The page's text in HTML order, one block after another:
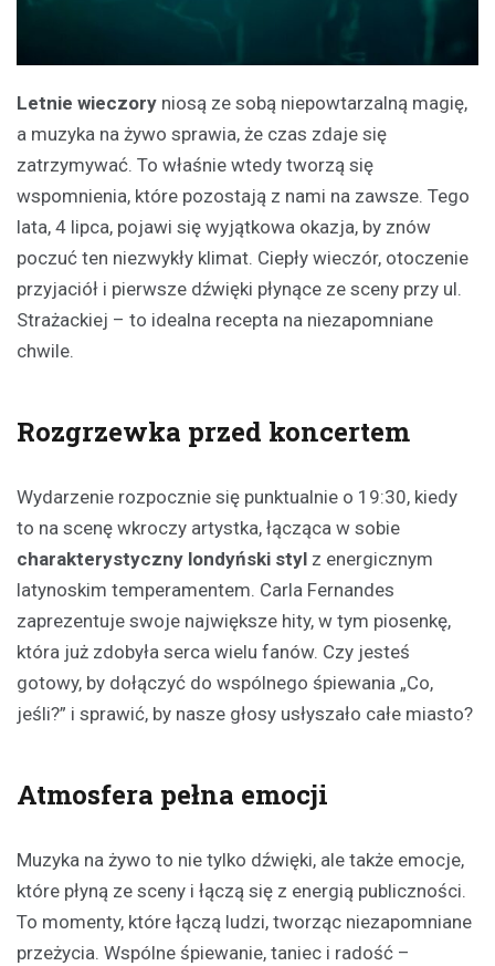
Letnie wieczory niosą ze sobą niepowtarzalną magię,
a muzyka na żywo sprawia, że czas zdaje się
zatrzymywać. To właśnie wtedy tworzą się
wspomnienia, które pozostają z nami na zawsze. Tego
lata, 4 lipca, pojawi się wyjątkowa okazja, by znów
poczuć ten niezwykły klimat. Ciepły wieczór, otoczenie
przyjaciół i pierwsze dźwięki płynące ze sceny przy ul.
Strażackiej – to idealna recepta na niezapomniane
chwile.
Rozgrzewka przed koncertem
Wydarzenie rozpocznie się punktualnie o 19:30, kiedy
to na scenę wkroczy artystka, łącząca w sobie
charakterystyczny londyński styl z energicznym
latynoskim temperamentem. Carla Fernandes
zaprezentuje swoje największe hity, w tym piosenkę,
która już zdobyła serca wielu fanów. Czy jesteś
gotowy, by dołączyć do wspólnego śpiewania „Co,
jeśli?” i sprawić, by nasze głosy usłyszało całe miasto?
Atmosfera pełna emocji
Muzyka na żywo to nie tylko dźwięki, ale także emocje,
które płyną ze sceny i łączą się z energią publiczności.
To momenty, które łączą ludzi, tworząc niezapomniane
przeżycia. Wspólne śpiewanie, taniec i radość –